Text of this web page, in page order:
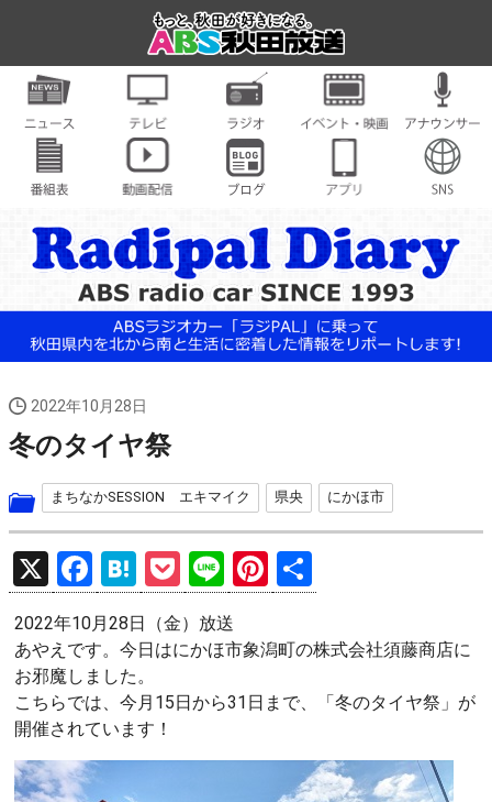
2022年10月28日
冬のタイヤ祭
まちなかSESSION エキマイク 県央 にかほ市
X
F
a
ce
b
o
o
k
H
at
e
n
a
P
o
ck
Li
n
e
Pi
nt
er
t
有
2022年10月28日（金）放送
あやえです。今日はにかほ市象潟町の株式会社須藤商店に
お邪魔しました。
こちらでは、今月15日から31日まで、「冬のタイヤ祭」が
開催されています！